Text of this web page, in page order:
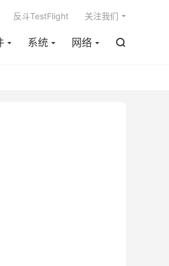
系统 网络 
反斗TestFlight 关注我们